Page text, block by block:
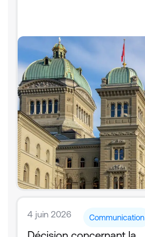
4 juin 2026 Communication